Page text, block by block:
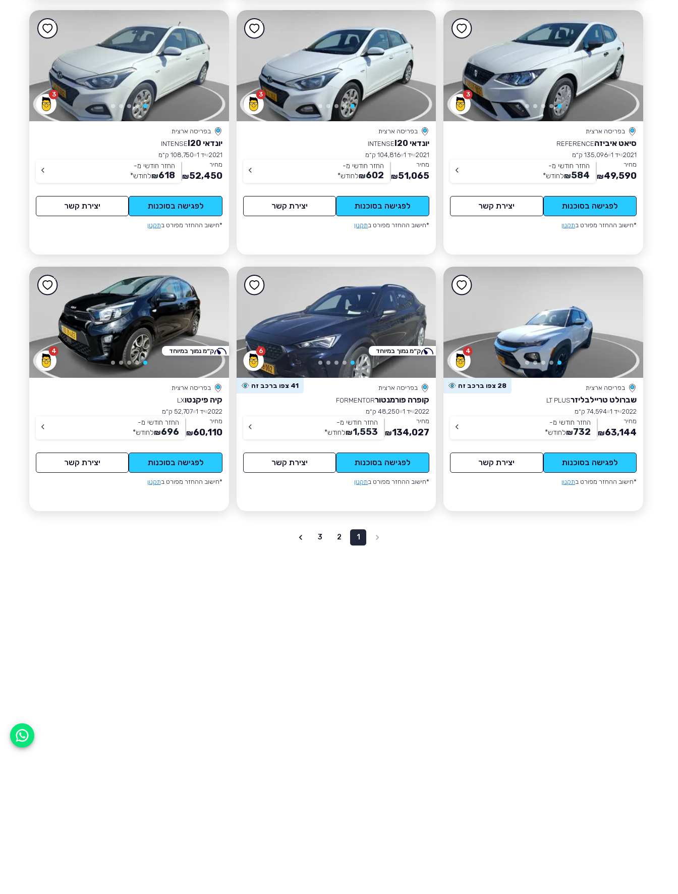
3
בפריסה ארצית
סיאט איביזהREFERENCE
2021 יד 1
135,096 ק״מ
מחיר
49,590
₪
החזר חודשי מ-
584
₪לחודש*
לפגישה בסוכנות יצירת קשר
*חישוב ההחזר מפורט בתקנון
3
בפריסה ארצית
יונדאי I20
INTENSE
2021 יד 1
104,816 ק״מ
מחיר
51,065
₪
החזר חודשי מ-
602
₪לחודש*
לפגישה בסוכנות יצירת קשר
*חישוב ההחזר מפורט בתקנון
3
בפריסה ארצית
יונדאי I20
INTENSE
2021 יד 1
108,750 ק״מ
מחיר
52,450
₪
החזר חודשי מ-
618
₪לחודש*
לפגישה בסוכנות יצירת קשר
*חישוב ההחזר מפורט בתקנון
4
בפריסה ארצית 28 צפו ברכב זה
שברולט טריילבליזרLT PLUS
2022 יד 1
74,594 ק״מ
מחיר
63,144
₪
החזר חודשי מ-
732
₪לחודש*
לפגישה בסוכנות יצירת קשר
*חישוב ההחזר מפורט בתקנון
6
בפריסה ארצית 41 צפו ברכב זה
קופרה פורמנטורFORMENTOR
2022 יד 1
48,250 ק״מ
מחיר
134,027
₪
החזר חודשי מ-
1,553
₪לחודש*
לפגישה בסוכנות יצירת קשר
*חישוב ההחזר מפורט בתקנון
ק״מ נמוך במיוחד 4
בפריסה ארצית
קיה פיקנטוLX
2022 יד 1
52,707 ק״מ
מחיר
60,110
₪
החזר חודשי מ-
696
₪לחודש*
לפגישה בסוכנות יצירת קשר
*חישוב ההחזר מפורט בתקנון
ק״מ נמוך במיוחד
1
2
3
אפשר לעזור?